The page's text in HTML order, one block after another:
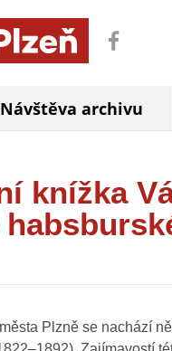
Návštěva archivu
knížka
Plzně se nachází